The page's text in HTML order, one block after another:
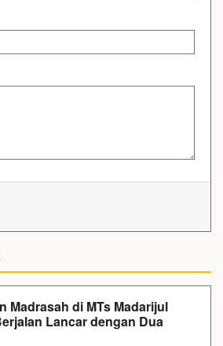
Madrasah di MTs Madarijul
Lancar dengan Dua